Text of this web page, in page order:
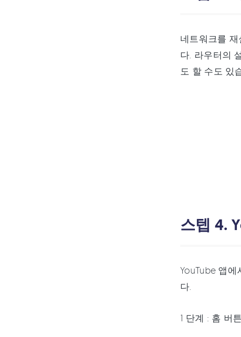
네트워크를
다. 라우터의
도 할 수도 있
스텝 4.
YouTube 앱
다.
1 단계 : 홈 버